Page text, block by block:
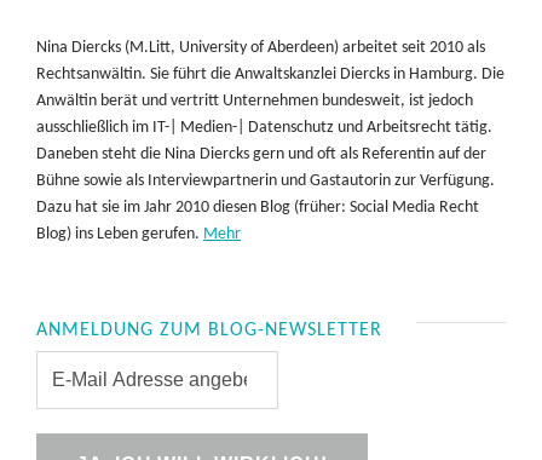
Nina Diercks (M.Litt, University of Aberdeen) arbeitet seit 2010 als
Rechtsanwältin. Sie führt die Anwaltskanzlei Diercks in Hamburg. Die
Anwältin berät und vertritt Unternehmen bundesweit, ist jedoch
ausschließlich im IT-| Medien-| Datenschutz und Arbeitsrecht tätig.
Daneben steht die Nina Diercks gern und oft als Referentin auf der
Bühne sowie als Interviewpartnerin und Gastautorin zur Verfügung.
Dazu hat sie im Jahr 2010 diesen Blog (früher: Social Media Recht
Blog) ins Leben gerufen. Mehr
ANMELDUNG ZUM BLOG-NEWSLETTER